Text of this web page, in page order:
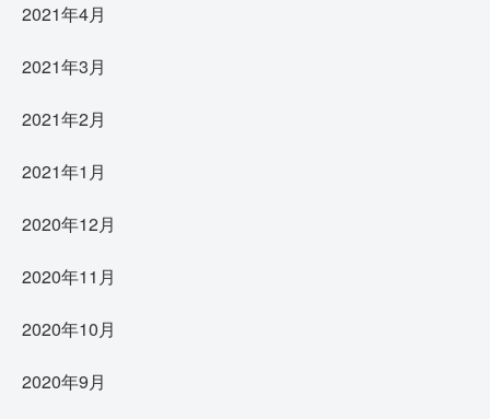
2021年4月
2021年3月
2021年2月
2021年1月
2020年12月
2020年11月
2020年10月
2020年9月